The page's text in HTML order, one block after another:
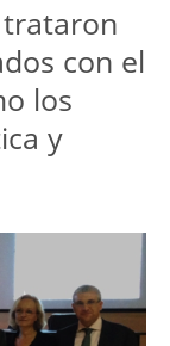
con el
los
y